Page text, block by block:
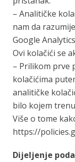
– Analitičke
nam da
Google
Ovi kolačići se
– Prilikom prve
kolačićima
analitičke
bilo kojem
Više o tome
https://
Dijeljenje